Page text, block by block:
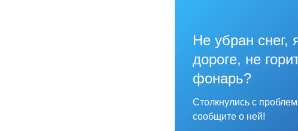
Не убран снег,
дороге, не
фонарь?
Столкнулись с
сообщите о ней!